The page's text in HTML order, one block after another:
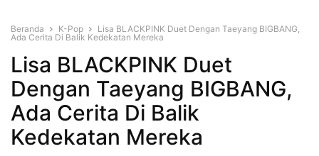
Beranda K-Pop
Lisa BLACKPINK Duet Dengan Taeyang BIGBANG,
Ada Cerita Di Balik Kedekatan Mereka
Lisa BLACKPINK Duet
Dengan Taeyang BIGBANG,
Ada Cerita Di Balik
Kedekatan Mereka